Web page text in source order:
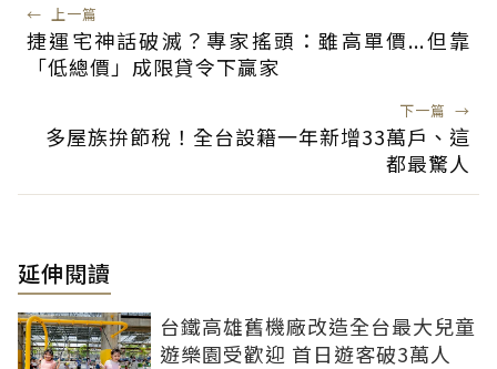
← 上一篇
捷運宅神話破滅？專家搖頭：雖高單價...但靠
「低總價」成限貸令下贏家
下一篇 →
多屋族拚節稅！全台設籍一年新增33萬戶、這
都最驚人
延伸閱讀
台鐵高雄舊機廠改造全台最大兒童
遊樂園受歡迎 首日遊客破3萬人